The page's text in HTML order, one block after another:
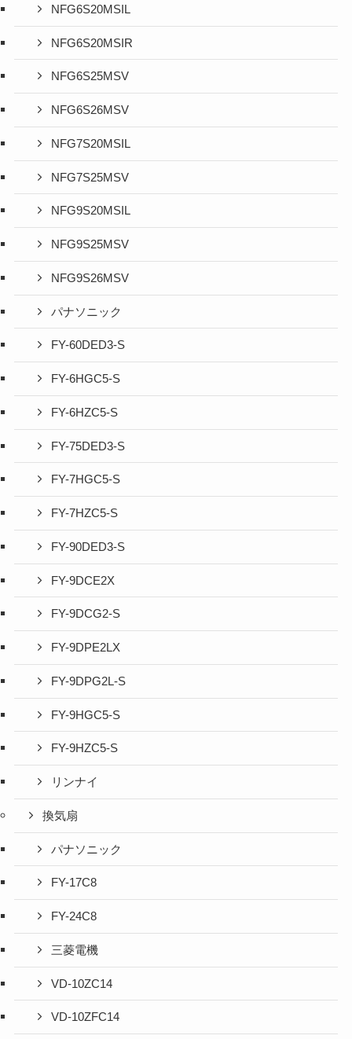
NFG6S20MSIL
NFG6S20MSIR
NFG6S25MSV
NFG6S26MSV
NFG7S20MSIL
NFG7S25MSV
NFG9S20MSIL
NFG9S25MSV
NFG9S26MSV
パナソニック
FY-60DED3-S
FY-6HGC5-S
FY-6HZC5-S
FY-75DED3-S
FY-7HGC5-S
FY-7HZC5-S
FY-90DED3-S
FY-9DCE2X
FY-9DCG2-S
FY-9DPE2LX
FY-9DPG2L-S
FY-9HGC5-S
FY-9HZC5-S
リンナイ
換気扇
パナソニック
FY-17C8
FY-24C8
三菱電機
VD-10ZC14
VD-10ZFC14